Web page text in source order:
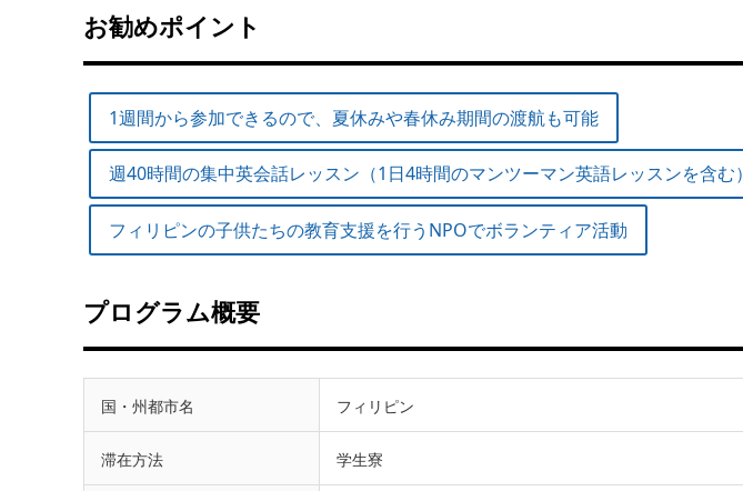
お勧めポイント
1週間から参加できるので、夏休みや春休み期間の渡航も可能
週40時間の集中英会話レッスン（1日4時間のマンツーマン英語レッスンを含む）
フィリピンの子供たちの教育支援を行うNPOでボランティア活動
プログラム概要
国・州都市名 フィリピン
滞在方法 学生寮